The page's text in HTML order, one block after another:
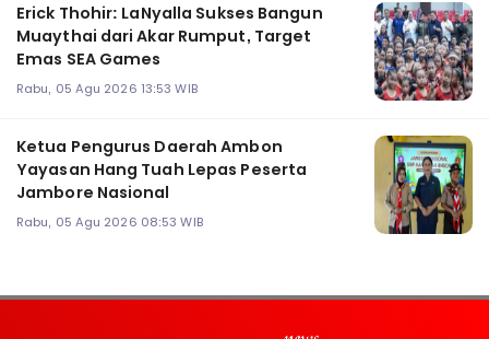
Erick Thohir: LaNyalla Sukses Bangun
Muaythai dari Akar Rumput, Target
Emas SEA Games
Rabu, 05 Agu 2026 13:53 WIB
Ketua Pengurus Daerah Ambon
Yayasan Hang Tuah Lepas Peserta
Jambore Nasional
Rabu, 05 Agu 2026 08:53 WIB